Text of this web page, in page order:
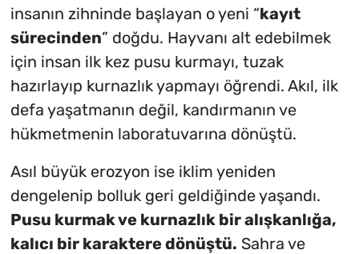
insanın zihninde başlayan o yeni “kayıt
sürecinden” doğdu. Hayvanı alt edebilmek
için insan ilk kez pusu kurmayı, tuzak
hazırlayıp kurnazlık yapmayı öğrendi. Akıl, ilk
defa yaşatmanın değil, kandırmanın ve
hükmetmenin laboratuvarına dönüştü.
Asıl büyük erozyon ise iklim yeniden
dengelenip bolluk geri geldiğinde yaşandı.
Pusu kurmak ve kurnazlık bir alışkanlığa,
kalıcı bir karaktere dönüştü. Sahra ve